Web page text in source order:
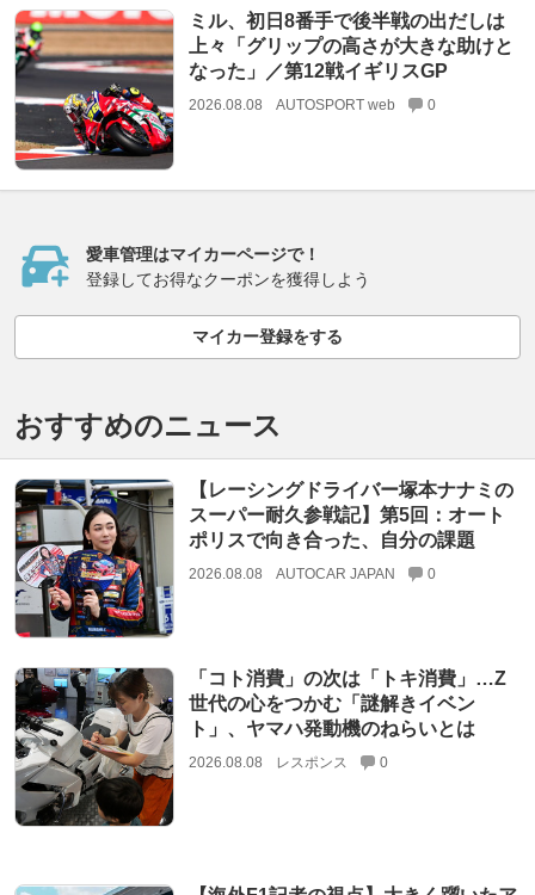
ミル、初日8番手で後半戦の出だしは
上々「グリップの高さが大きな助けと
なった」／第12戦イギリスGP
2026.08.08 AUTOSPORT web 0
愛車管理はマイカーページで！
登録してお得なクーポンを獲得しよう
マイカー登録をする
おすすめのニュース
【レーシングドライバー塚本ナナミの
スーパー耐久参戦記】第5回：オート
ポリスで向き合った、自分の課題
2026.08.08 AUTOCAR JAPAN 0
「コト消費」の次は「トキ消費」…Z
世代の心をつかむ「謎解きイベン
ト」、ヤマハ発動機のねらいとは
2026.08.08 レスポンス 0